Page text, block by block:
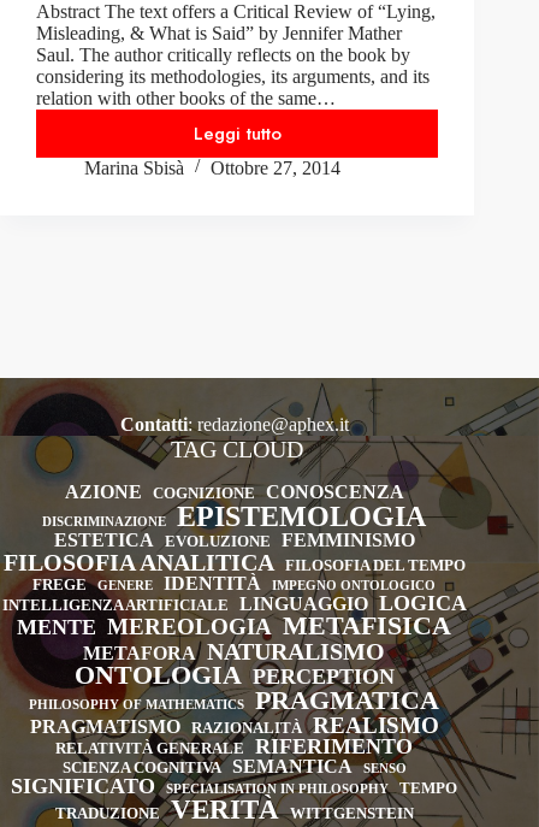
Abstract The text offers a Critical Review of “Lying,
Misleading, & What is Said” by Jennifer Mather
Saul. The author critically reflects on the book by
considering its methodologies, its arguments, and its
relation with other books of the same…
Leggi tutto
Jennifer
Mather
Oxford,
Oxford
University
Press,
2012,
pp.
xi
+
146.
Marina Sbisà Ottobre 27, 2014
Contatti:redazione@aphex.it
TAG CLOUD
AZIONE COGNIZIONE CONOSCENZA
DISCRIMINAZIONE EPISTEMOLOGIA
ESTETICA EVOLUZIONE FEMMINISMO
FILOSOFIA ANALITICA
FILOSOFIA DEL TEMPO
FREGE
GENERE IDENTITÀ IMPEGNO ONTOLOGICO
INTELLIGENZA ARTIFICIALE LINGUAGGIO LOGICA
MENTE MEREOLOGIA METAFISICA
METAFORA NATURALISMO
ONTOLOGIA PERCEPTION
PHILOSOPHY OF MATHEMATICS PRAGMATICA
PRAGMATISMO RAZIONALITÀ REALISMO
RELATIVITÀ GENERALE RIFERIMENTO
SCIENZA COGNITIVA SEMANTICA SENSO
SIGNIFICATO SPECIALISATION IN PHILOSOPHY
TEMPO
TRADUZIONE VERITÀ WITTGENSTEIN